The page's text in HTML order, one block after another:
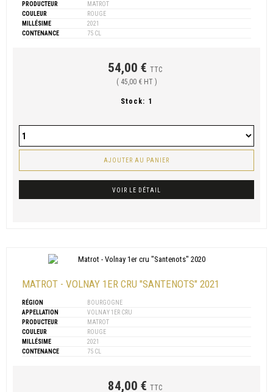
PRODUCTEUR
MATROT
COULEUR
ROUGE
MILLÉSIME
2021
CONTENANCE
75 CL
54,00 € TTC
( 45,00 € HT )
Stock: 1
AJOUTER AU PANIER
VOIR LE DÉTAIL
MATROT - VOLNAY 1ER CRU "SANTENOTS" 2021
RÉGION
BOURGOGNE
APPELLATION
VOLNAY 1ER CRU
PRODUCTEUR
MATROT
COULEUR
ROUGE
MILLÉSIME
2021
CONTENANCE
75 CL
84,00 € TTC